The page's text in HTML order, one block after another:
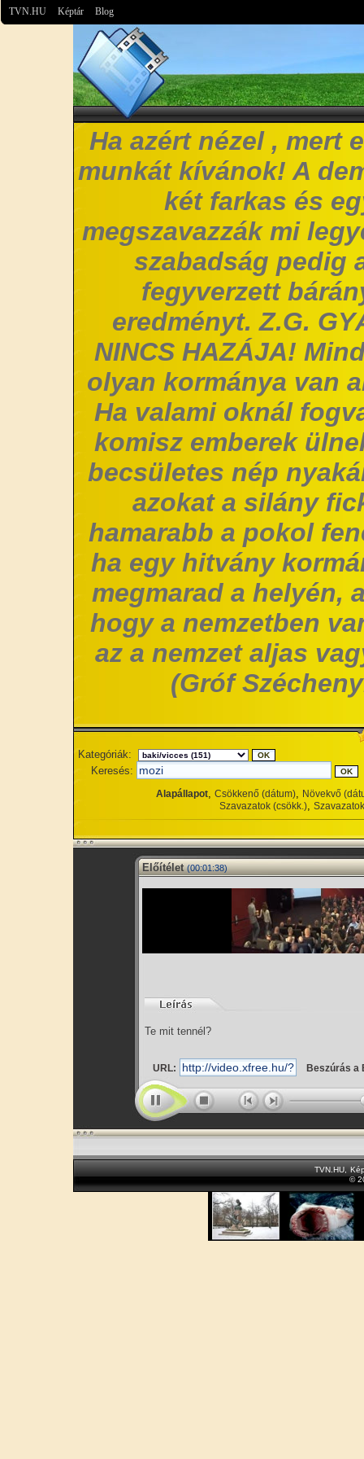
TVN.HU Képtár Blog
Ha azért nézel , mert
munkát kívánok! A
két farkas és
megszavazzák mi
szabadság pedig
fegyverzett
eredményt. Z.G.
NINCS HAZÁJA!
olyan kormánya van
Ha valami oknál
komisz emberek
becsületes nép
azokat a silány
hamarabb a pokol
ha egy hitvány
megmarad a helyén,
hogy a nemzetben
az a nemzet aljas
(Gróf
Kategóriák:
Keresés:
Alapállapot, Csökkenő (dátum), Növekvő
Szavazatok (csökk.),
Előítélet (00:01:38)
Te mit tennél?
URL: Beszúrás a
TVN.HU
©